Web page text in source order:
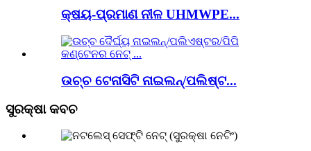
କ୍ଷୟ-ପ୍ରମାଣ ନୀଳ UHMWPE...
ଉଚ୍ଚ ଟେନାସିଟି ନାଇଲନ୍/ପଲିଷ୍ଟ...
ସୁରକ୍ଷା କବଚ